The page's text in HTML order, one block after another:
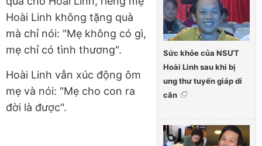
Sức khỏe của NSƯT
Hoài Linh sau khi bị
ung thư tuyến giáp di
căn
Hoài Linh không tặng quà
mà chỉ nói: "Mẹ không có gì,
mẹ chỉ có tình thương".
Hoài Linh vẫn xúc động ôm
mẹ và nói: "Mẹ cho con ra
đời là được".